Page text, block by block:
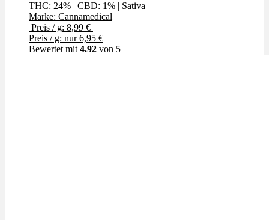
THC: 24% | CBD: 1% | Sativa
Marke: Cannamedical
Preis / g: 8,99 €
Preis / g: nur 6,95 €
Bewertet mit 4.92 von 5